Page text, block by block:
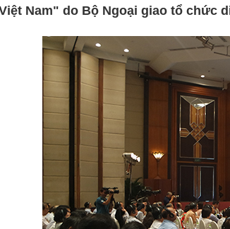
Nam" do Bộ Ngoại giao tổ chức